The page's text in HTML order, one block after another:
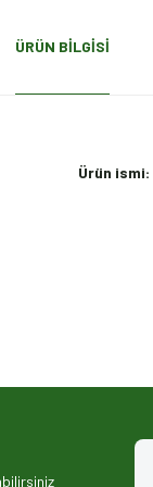
ÜRÜN BILGISI
Ürün ismi: